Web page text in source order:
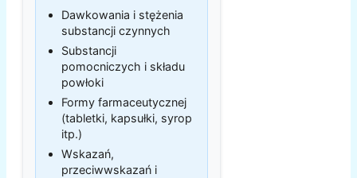
Dawkowania i stężenia
substancji czynnych
Substancji
pomocniczych i składu
powłoki
Formy farmaceutycznej
(tabletki, kapsułki, syrop
itp.)
Wskazań,
przeciwwskazań i